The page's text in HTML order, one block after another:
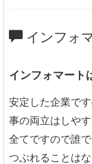
インフォ
インフォマート
安定した企業で
事の両立はしや
全てですので誰
つぶれることは